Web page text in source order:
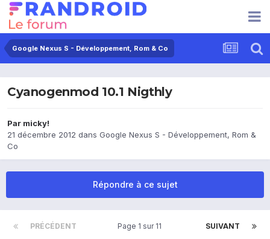
Google Nexus S - Développement, Rom & Co
Cyanogenmod 10.1 Nigthly
Par micky!
21 décembre 2012 dans Google Nexus S - Développement, Rom &
Co
Répondre à ce sujet
PRÉCÉDENT SUIVANT
Page 1 sur 11